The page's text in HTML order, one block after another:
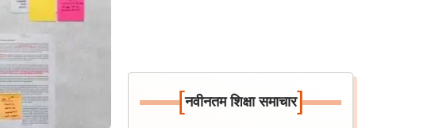
[नवीनतम शिक्षा समाचार]